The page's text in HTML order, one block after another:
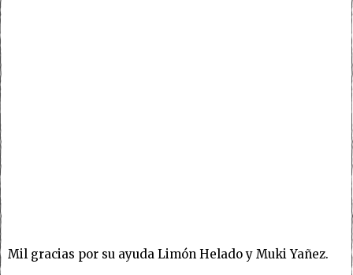
Mil gracias por su ayuda Limón Helado y Muki Yañez.